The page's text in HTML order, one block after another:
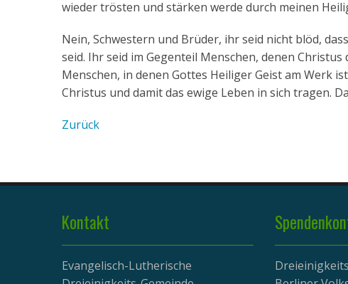
wieder trösten und stärken werde durch meinen
Nein, Schwestern und Brüder, ihr seid nicht blöd,
seid. Ihr seid im Gegenteil Menschen, denen
Menschen, in denen Gottes Heiliger Geist am Werk
Christus und damit das ewige Leben in sich tragen.
Zurück
Kontakt
Evangelisch-Lutherische